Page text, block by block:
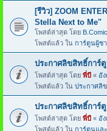
[รีวิว] ZOOM
Stella Next to Me"
โพสต์ล่าสุด โดย
โพสต์แล้ว ใน การ์ตูนผู้ช
ประกาศลิขสิทธิ์การ์ตู
โพสต์ล่าสุด โดย พี่บี « อั
โพสต์แล้ว ใน ประกาศลิ
ประกาศลิขสิทธิ์การ์
โพสต์ล่าสุด โดย พี่บี « อั
โพสต์แล้ว ใน การ์ตูนแล